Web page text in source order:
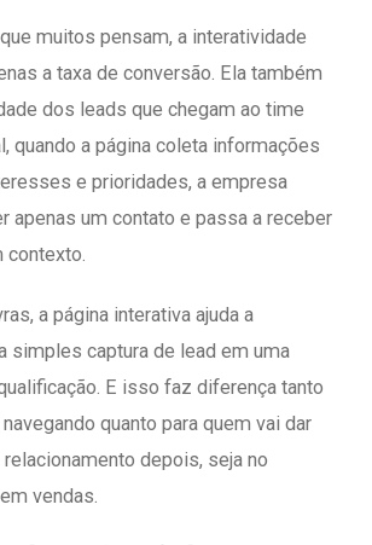
muitos pensam, a interatividade
a taxa de conversão. Ela também
dos leads que chegam ao time
quando a página coleta informações
e prioridades, a empresa
apenas um contato e passa a receber
contexto.
a página interativa ajuda a
simples captura de lead em uma
E isso faz diferença tanto
quanto para quem vai dar
depois, seja no
vendas.